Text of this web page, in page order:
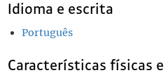
Idioma e escrita
Português
Características físicas